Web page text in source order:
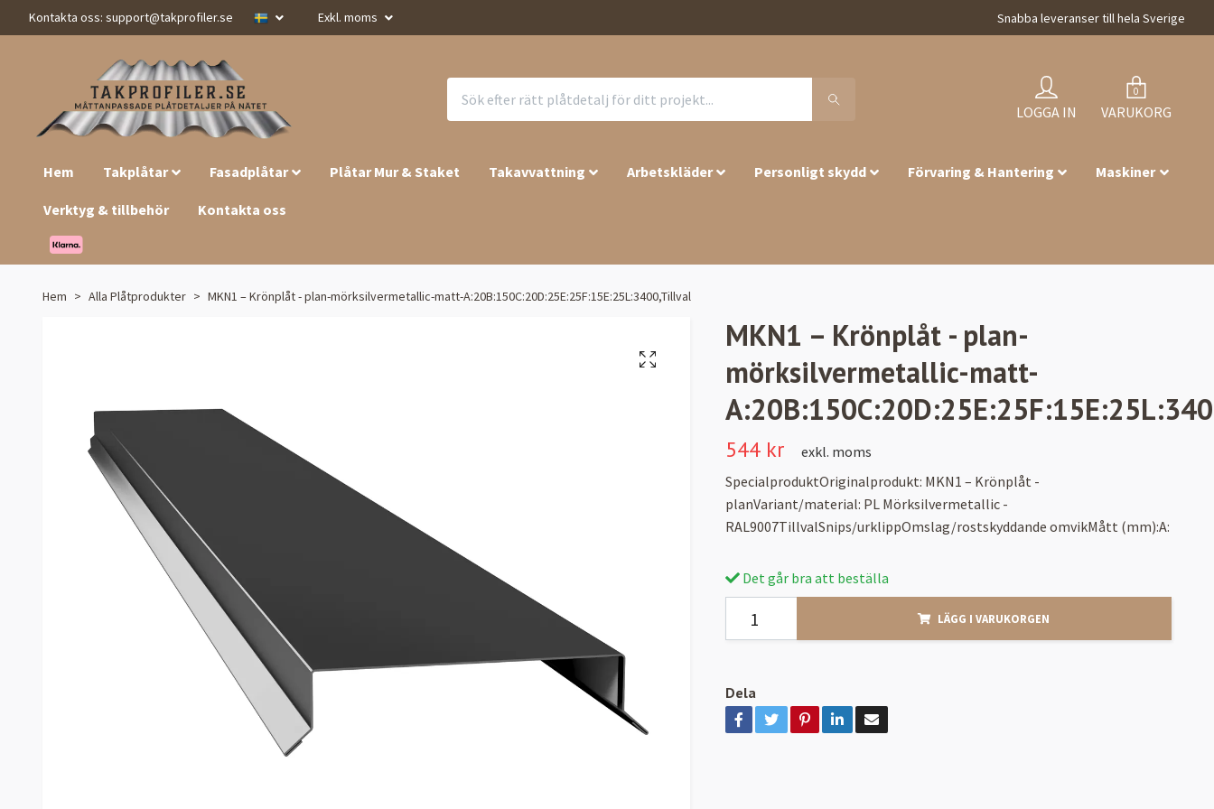
Kontakta oss: support@takprofiler.se Exkl. moms Snabba leveranser till hela Sverige
LOGGA IN
0
VARUKORG
Hem Takplåtar Fasadplåtar Plåtar Mur & Staket Takavvattning Arbetskläder Personligt skydd Förvaring & Hantering Maskiner
Verktyg & tillbehör Kontakta oss
Hem Alla Plåtprodukter MKN1 – Krönplåt - plan-mörksilvermetallic-matt-A:20B:150C:20D:25E:25F:15E:25L:3400,Tillval
MKN1 – Krönplåt - plan-
mörksilvermetallic-matt-
544 kr
exkl. moms
SpecialproduktOriginalprodukt: MKN1 – Krönplåt -
planVariant/material: PL Mörksilvermetallic -
RAL9007TillvalSnips/urklippOmslag/rostskyddande omvikMått (mm):A:
Det går bra att beställa
LÄGG I VARUKORGEN
Dela